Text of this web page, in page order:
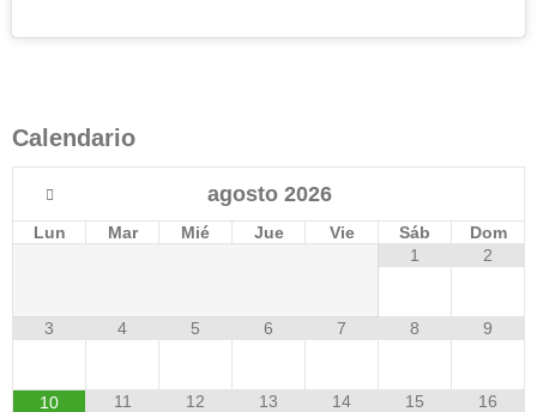
Calendario
agosto 2026
Lun Mar Mié Jue Vie Sáb
Dom
1
2
3 4 5 6 7 8 9
10 11 12 13 14 15 16